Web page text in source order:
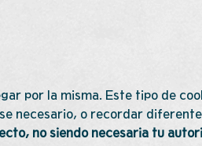
por la misma. Este tipo de
necesario, o recordar
no siendo necesaria tu